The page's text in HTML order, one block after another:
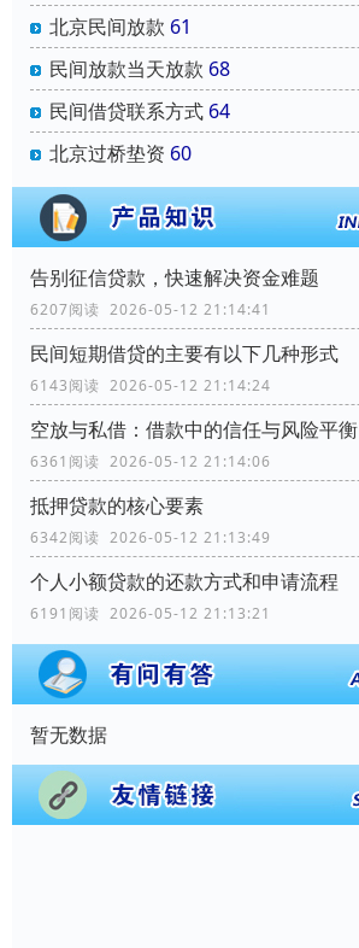
北京民间放款 61
民间放款当天放款 68
民间借贷联系方式 64
北京过桥垫资 60
告别征信贷款，快速解决资金难题
6207阅读 2026-05-12 21:14:41
民间短期借贷的主要有以下几种形式
6143阅读 2026-05-12 21:14:24
空放与私借：借款中的信任与风险平衡
6361阅读 2026-05-12 21:14:06
抵押贷款的核心要素
6342阅读 2026-05-12 21:13:49
个人小额贷款的还款方式和申请流程
6191阅读 2026-05-12 21:13:21
暂无数据